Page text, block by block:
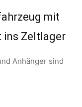
Anhänger sind